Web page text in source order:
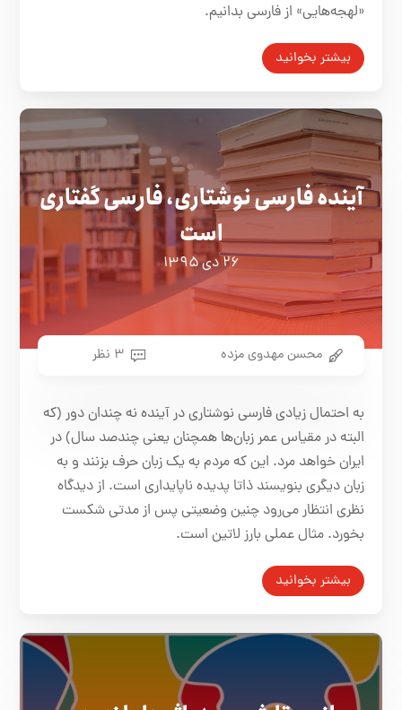
«لهجه‌هایی» از فارسی بدانیم.
بیشتر بخوانید
آینده فارسی نوشتاری، فارسی گفتاری
است
۲۶ دی ۱۳۹۵
محسن مهدوی مزده ۳ نظر
به احتمال زیادی فارسی نوشتاری در آینده نه چندان دور (که
البته در مقیاس عمر زبان‌ها همچنان یعنی چندصد سال) در
ایران خواهد مرد. این که مردم به یک زبان حرف بزنند و به
زبان دیگری بنویسند ذاتا پدیده ناپایداری است. از دیدگاه
نظری انتظار می‌رود چنین وضعیتی پس از مدتی شکست
بخورد. مثال عملی بارز لاتین است.
بیشتر بخوانید